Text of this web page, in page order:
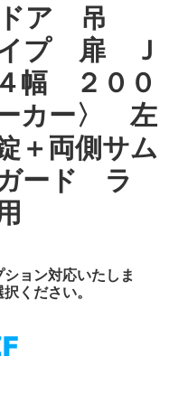
ドア 吊
プ 扉 Ｊ
幅 ２００
カー〉 左
＋両側サム
ード ラ
ョン対応いたしま
ください。